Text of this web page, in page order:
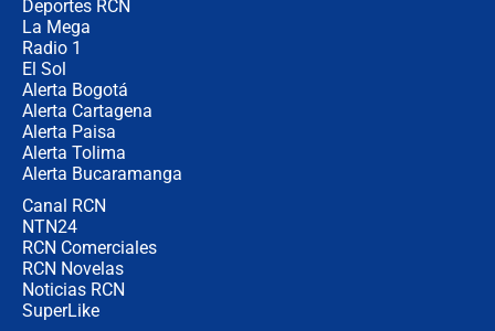
Deportes RCN
La Mega
Radio 1
El Sol
Alerta Bogotá
Alerta Cartagena
Alerta Paisa
Alerta Tolima
Alerta Bucaramanga
Canal RCN
NTN24
RCN Comerciales
RCN Novelas
Noticias RCN
SuperLike